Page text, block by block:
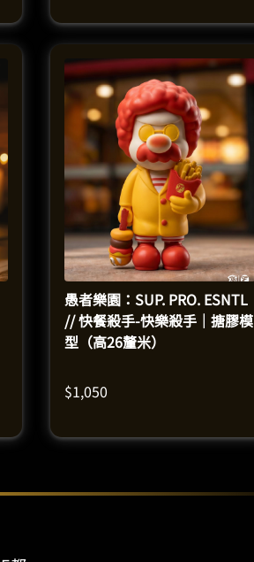
愚者樂園：SUP. PRO. ESNTL
// 快餐殺手-快樂殺手｜搪膠模
型（高26釐米）
$1,050